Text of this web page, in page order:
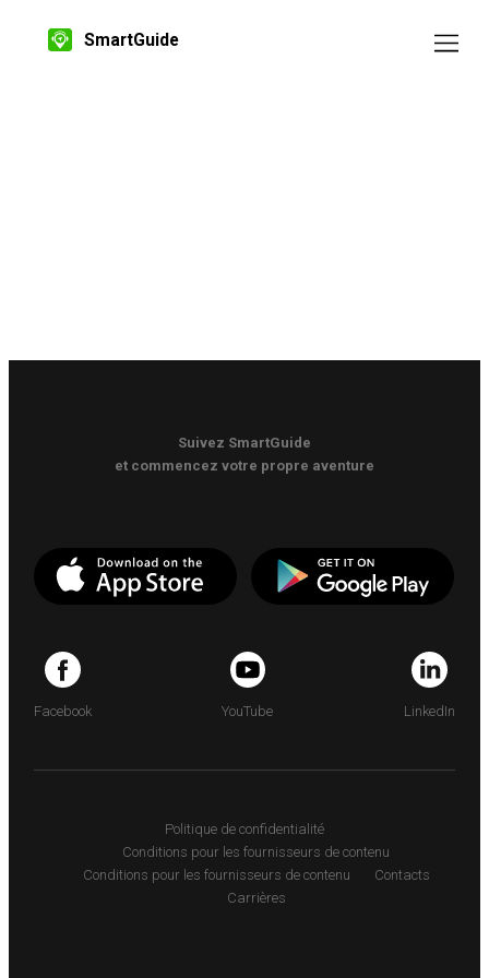
SmartGuide
Suivez SmartGuide
et commencez votre propre aventure
Facebook YouTube LinkedIn
Politique de confidentialité
Conditions pour les fournisseurs de contenu
Conditions pour les fournisseurs de contenu
Contacts
Carrières